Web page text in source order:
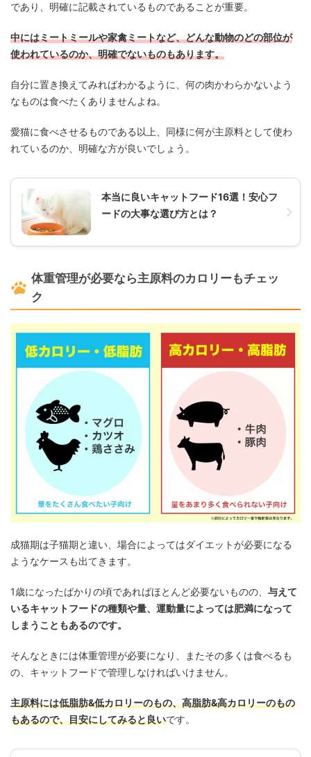
であり、明確に記載されているものであることが重要。
中にはミートミールや家禽ミートなど、どんな動物のどの部位が
使われているのか、明確でないものもあります。
自分に置き換えてみればわかるように、何の肉かわらかないよう
なものは食べたくありませんよね。
愛猫に食べさせるものである以上、同様に何が主原料として使わ
れているのか、明確な方が良いでしょう。
本当に良いキャットフード16選！安心フ
ードの大事な選び方とは？
体重管理が必要なら主原料のカロリーもチェッ
ク
成猫期は子猫期と違い、場合によってはダイエットが必要になる
ようなケースも出てきます。
1歳になったばかりの頃であればほとんど必要ないものの、 与えて
いるキャットフードの種類や量、運動量によっては肥満になって
しまうこともあるのです。
そんなときには体重管理が必要になり、またその多くは食べるも
の、キャットフードで管理しなければいけません。
主原料には低脂肪&低カロリーのもの、高脂肪&高カロリーのもの
もあるので、目安にしてみると良いです。